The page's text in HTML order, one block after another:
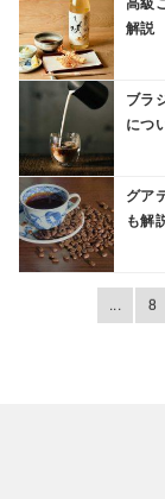
高級
解説
ブラ
につ
グア
も解
... 8